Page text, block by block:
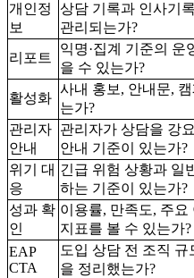
개인정
보
상담 기록과 인사기
관리되는가?
리포트
익명·집계 기준의 운
을 수 있는가?
활성화
사내 홍보, 안내문,
는가?
관리자
안내
관리자가 상담을 강
안내 기준이 있는가?
위기 대
응
긴급 위험 상황과 일
하는 기준이 있는가?
성과 확
인
이용률, 만족도, 주요
지표를 볼 수 있는가?
EAP
CTA
도입 상담 전 조직 규
을 정리했는가?